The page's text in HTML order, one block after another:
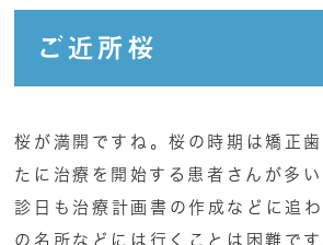
ご近所桜
桜が満開ですね。桜の時期は矯正
たに治療を開始する患者さんが多
診日も治療計画書の作成などに追
の名所などには行くことは困難で